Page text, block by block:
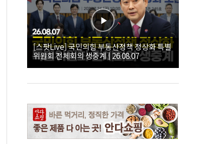
[스팟Live] 국민의힘 부동산정책 정상화 특별
위원회 전체회의 생중계 | 26.08.07